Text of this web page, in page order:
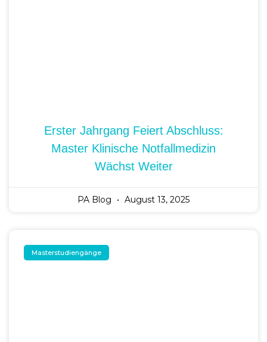
Erster Jahrgang Feiert Abschluss:
Master Klinische Notfallmedizin
Wächst Weiter
PA Blog August 13, 2025
Masterstudiengänge